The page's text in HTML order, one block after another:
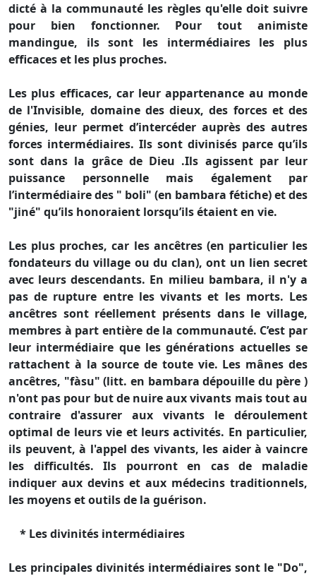
dicté à la communauté les règles qu'elle doit suivre
pour bien fonctionner. Pour tout animiste
mandingue, ils sont les intermédiaires les plus
efficaces et les plus proches.
Les plus efficaces, car leur appartenance au monde
de l'Invisible, domaine des dieux, des forces et des
génies, leur permet d’intercéder auprès des autres
forces intermédiaires. Ils sont divinisés parce qu’ils
sont dans la grâce de Dieu .Ils agissent par leur
puissance personnelle mais également par
l’intermédiaire des " boli" (en bambara fétiche) et des
"jiné" qu’ils honoraient lorsqu’ils étaient en vie.
Les plus proches, car les ancêtres (en particulier les
fondateurs du village ou du clan), ont un lien secret
avec leurs descendants. En milieu bambara, il n'y a
pas de rupture entre les vivants et les morts. Les
ancêtres sont réellement présents dans le village,
membres à part entière de la communauté. C’est par
leur intermédiaire que les générations actuelles se
rattachent à la source de toute vie. Les mânes des
ancêtres, "fàsu" (litt. en bambara dépouille du père )
n'ont pas pour but de nuire aux vivants mais tout au
contraire d'assurer aux vivants le déroulement
optimal de leurs vie et leurs activités. En particulier,
ils peuvent, à l'appel des vivants, les aider à vaincre
les difficultés. Ils pourront en cas de maladie
indiquer aux devins et aux médecins traditionnels,
les moyens et outils de la guérison.
* Les divinités intermédiaires
Les principales divinités intermédiaires sont le "Do",